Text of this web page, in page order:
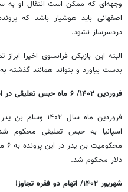
وجهه‌ای که ممکن است انتقال او به
اصفهانی باید هوشیار باشد که
دردسرساز نشود.
البته این بازیکن فرانسوی اخیرا
بدست بیاورد و بتواند همانند گذشته
فروردین ۱۴۰۲/ ۶ ماه حبس تعلیقی در اسپانیا
فروردین‌ ماه سال
اسپانیا به حبس تعلیقی محکوم
دلار محکوم شد.
شهریور ۱۴۰۲/ اتهام دو فقره تجاوز!